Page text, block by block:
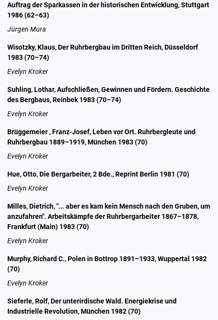
Auftrag der Sparkassen in der historischen Entwicklung, Stuttgart
1986 (62–63)
Jürgen Mura
Wisotzky, Klaus, Der Ruhrbergbau im Dritten Reich, Düsseldorf
1983 (70–74)
Evelyn Kroker
Suhling, Lothar, Aufschließen, Gewinnen und Fördern. Geschichte
des Bergbaus, Reinbek 1983 (70–74)
Evelyn Kroker
Brüggemeier , Franz-Josef, Leben vor Ort. Ruhrbergleute und
Ruhrbergbau 1889–1919, München 1983 (70)
Evelyn Kroker
Hue, Otto, Die Bergarbeiter, 2 Bde., Reprint Berlin 1981 (70)
Evelyn Kroker
Milles, Dietrich, "... aber es kam kein Mensch nach den Gruben, um
anzufahren". Arbeitskämpfe der Ruhrbergarbeiter 1867–1878,
Frankfurt (Main) 1983 (70)
Evelyn Kroker
Murphy, Richard C., Polen in Bottrop 1891–1933, Wuppertal 1982
(70)
Evelyn Kroker
Sieferle, Rolf, Der unterirdische Wald. Energiekrise und
Industrielle Revolution, München 1982 (70)